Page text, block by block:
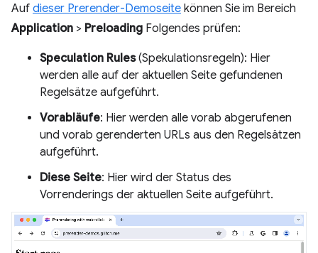
Auf dieser Prerender-Demoseite können Sie im Bereich
Application > Preloading Folgendes prüfen:
Speculation Rules(Spekulationsregeln): Hier
werden alle auf der aktuellen Seite gefundenen
Regelsätze aufgeführt.
Vorabläufe: Hier werden alle vorab abgerufenen
und vorab gerenderten URLs aus den Regelsätzen
aufgeführt.
Diese Seite: Hier wird der Status des
Vorrenderings der aktuellen Seite aufgeführt.